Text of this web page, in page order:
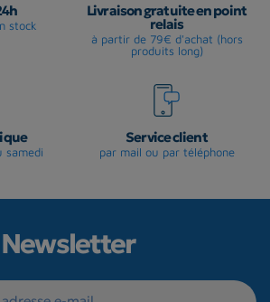
stock
Livraison gratuite en point
relais
à partir de 79€ d'achat (hors
produits long)
samedi
Service client
par mail ou par téléphone
Newsletter